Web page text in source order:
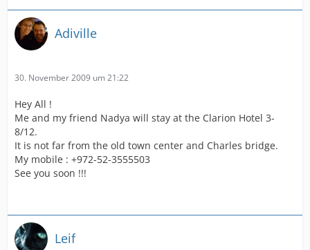
Adiville
30. November 2009 um 21:22
Hey All !
Me and my friend Nadya will stay at the Clarion Hotel 3-
8/12.
It is not far from the old town center and Charles bridge.
My mobile : +972-52-3555503
See you soon !!!
Leif